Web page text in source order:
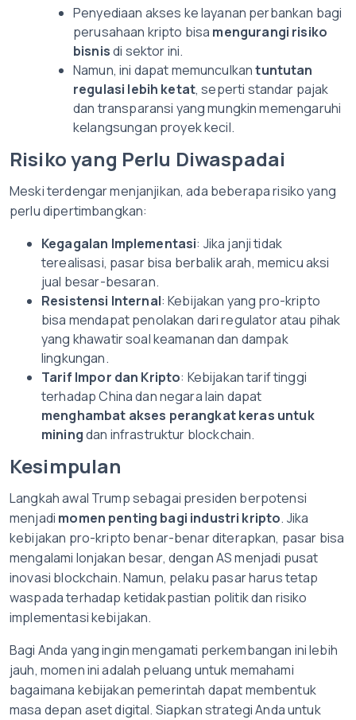
Penyediaan akses ke layanan perbankan bagi
perusahaan kripto bisa mengurangi risiko
bisnisdi sektor ini.
Namun, ini dapat memunculkantuntutan
regulasi lebih ketat, seperti standar pajak
dan transparansi yang mungkin memengaruhi
kelangsungan proyek kecil.
Risiko yang Perlu Diwaspadai
Meski terdengar menjanjikan, ada beberapa risiko yang
perlu dipertimbangkan:
Kegagalan Implementasi: Jika janji tidak
terealisasi, pasar bisa berbalik arah, memicu aksi
jual besar-besaran.
Resistensi Internal: Kebijakan yang pro-kripto
bisa mendapat penolakan dari regulator atau pihak
yang khawatir soal keamanan dan dampak
lingkungan.
Tarif Impor dan Kripto: Kebijakan tarif tinggi
terhadap China dan negara lain dapat
menghambat akses perangkat keras untuk
miningdan infrastruktur blockchain.
Kesimpulan
Langkah awal Trump sebagai presiden berpotensi
menjadi momen penting bagi industri kripto. Jika
kebijakan pro-kripto benar-benar diterapkan, pasar bisa
mengalami lonjakan besar, dengan AS menjadi pusat
inovasi blockchain. Namun, pelaku pasar harus tetap
waspada terhadap ketidakpastian politik dan risiko
implementasi kebijakan.
Bagi Anda yang ingin mengamati perkembangan ini lebih
jauh, momen ini adalah peluang untuk memahami
bagaimana kebijakan pemerintah dapat membentuk
masa depan aset digital. Siapkan strategi Anda untuk